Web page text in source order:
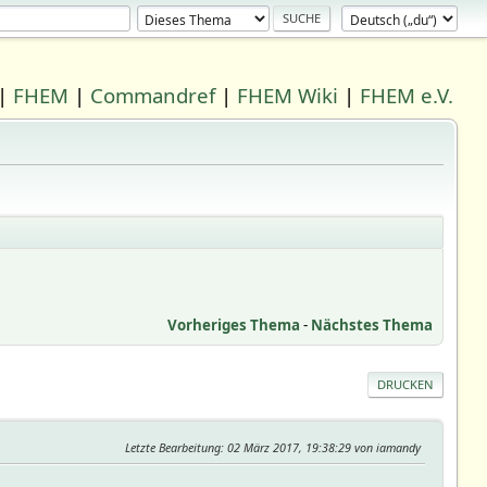
| FHEM | Commandref| FHEM Wiki | FHEM e.V.
Vorheriges Thema - Nächstes Thema
DRUCKEN
Letzte Bearbeitung: 02 März 2017, 19:38:29 von iamandy